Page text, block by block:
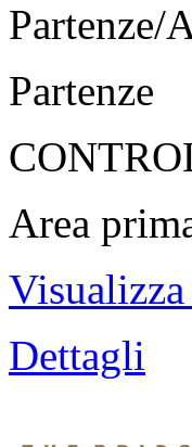
Partenze/
Partenze
Area
Visualizza
Dettagli